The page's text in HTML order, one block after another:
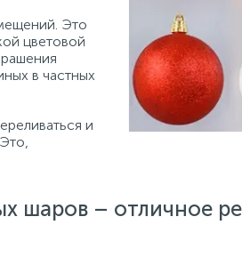
Это
цветовой
в частных
и
шаров – отличное